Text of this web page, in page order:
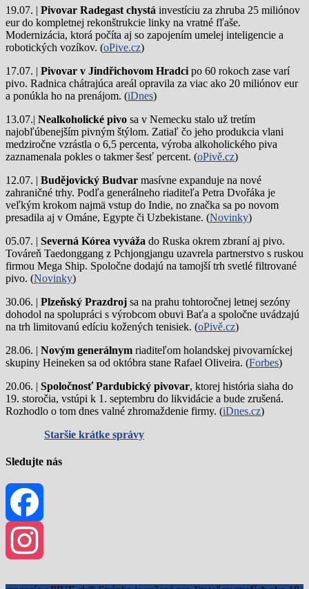
19.07. | Pivovar Radegast chystá investíciu za zhruba 25 miliónov
eur do kompletnej rekonštrukcie linky na vratné fľaše.
Modernizácia, ktorá počíta aj so zapojením umelej inteligencie a
robotických vozíkov. (oPive.cz)
17.07. | Pivovar v Jindřichovom Hradci po 60 rokoch zase varí
pivo. Radnica chátrajúca areál opravila za viac ako 20 miliónov eur
a ponúkla ho na prenájom. (iDnes)
13.07.| Nealkoholické pivo sa v Nemecku stalo už tretím
najobľúbenejším pivným štýlom. Zatiaľ čo jeho produkcia vlani
medziročne vzrástla o 6,5 percenta, výroba alkoholického piva
zaznamenala pokles o takmer šesť percent. (oPivě.cz)
12.07. | Budějovický Budvar masívne expanduje na nové
zahraničné trhy. Podľa generálneho riaditeľa Petra Dvořáka je
veľkým krokom najmä vstup do Indie, no značka sa po novom
presadila aj v Ománe, Egypte či Uzbekistane. (Novinky)
05.07. | Severná Kórea vyváža do Ruska okrem zbraní aj pivo.
Továreň Taedonggang z Pchjongjangu uzavrela partnerstvo s ruskou
firmou Mega Ship. Spoločne dodajú na tamojší trh svetlé filtrované
pivo. (Novinky)
30.06. | Plzeňský Prazdroj sa na prahu tohtoročnej letnej sezóny
dohodol na spolupráci s výrobcom obuvi Baťa a spoločne uvádzajú
na trh limitovanú edíciu kožených tenisiek. (oPivě.cz)
28.06. | Novým generálnym riaditeľom holandskej pivovarníckej
skupiny Heineken sa od októbra stane Rafael Oliveira. (Forbes)
20.06. | Spoločnosť Pardubický pivovar, ktorej história siaha do
19. storočia, vstúpi k 1. septembru do likvidácie a bude zrušená.
Rozhodlo o tom dnes valné zhromaždenie firmy. (iDnes.cz)
Staršie krátke správy
Sledujte nás
Facebook